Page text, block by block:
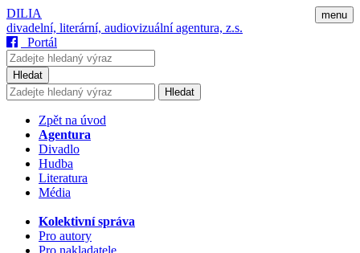
menu
DILIA
divadelní, literární, audiovizuální agentura, z.s.
Portál
Hledat
Hledat
Zpět na úvod
Agentura
Divadlo
Hudba
Literatura
Média
Kolektivní správa
Pro autory
Pro nakladatele